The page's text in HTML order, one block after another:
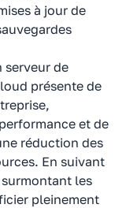
à jour de
serveur de
présente de
et de
réduction des
En suivant
les
pleinement